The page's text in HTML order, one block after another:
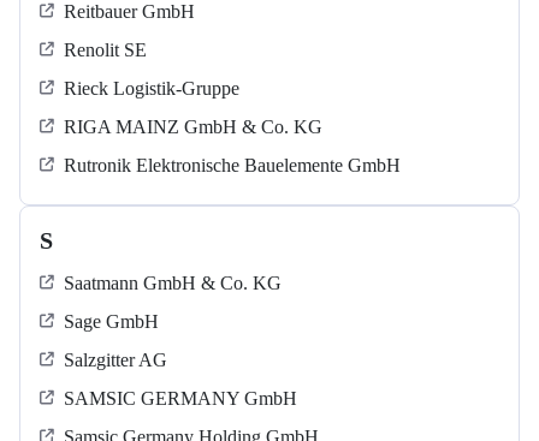
Reitbauer GmbH
Renolit SE
Rieck Logistik-Gruppe
RIGA MAINZ GmbH & Co. KG
Rutronik Elektronische Bauelemente GmbH
S
Saatmann GmbH & Co. KG
Sage GmbH
Salzgitter AG
SAMSIC GERMANY GmbH